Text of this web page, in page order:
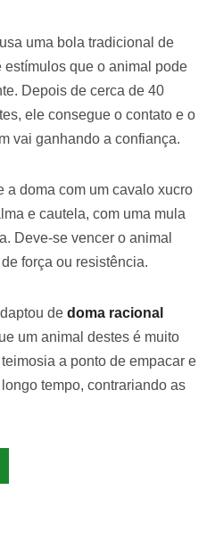
uma bola tradicional de
estímulos que o animal pode
Depois de cerca de 40
ele consegue o contato e o
vai ganhando a confiança.
a doma com um cavalo xucro
e cautela, com uma mula
Deve-se vencer o animal
força ou resistência.
de doma racional
um animal destes é muito
a ponto de empacar e
tempo, contrariando as